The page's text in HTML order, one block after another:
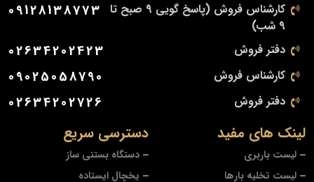
دسترسی سریع
دستگاه بستنی ساز
یخچال ایستاده
لینک های مفید
لیست باربری
لیست تخلیه بارها
کارشناس فروش (پاسخ گویی 9 صبح تا
9 شب)
09128138773
دفتر فروش 02634202423
کارشناس فروش 09025058790
دفتر فروش 02634202726